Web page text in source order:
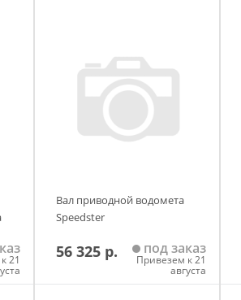
21
Вал приводной водомета
Speedster
56 325 р. под заказ
Привезем к 21
августа